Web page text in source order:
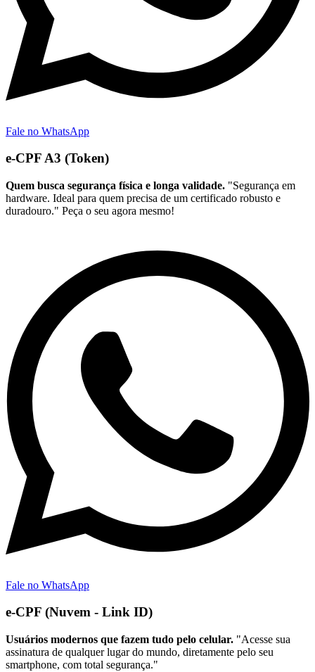
Fale no WhatsApp
e-CPF A3 (Token)
Quem busca segurança física e longa validade. "Segurança em
hardware. Ideal para quem precisa de um certificado robusto e
duradouro." Peça o seu agora mesmo!
Fale no WhatsApp
e-CPF (Nuvem - Link ID)
Usuários modernos que fazem tudo pelo celular. "Acesse sua
assinatura de qualquer lugar do mundo, diretamente pelo seu
smartphone, com total segurança."